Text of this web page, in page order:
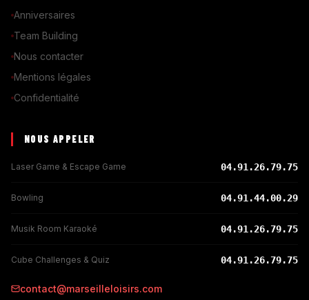
Anniversaires
Team Building
Nous contacter
Mentions légales
Confidentialité
NOUS APPELER
Laser Game & Escape Game 04.91.26.79.75
Bowling 04.91.44.00.29
Musik Room Karaoké 04.91.26.79.75
Cube Challenges & Quiz 04.91.26.79.75
contact@marseilleloisirs.com